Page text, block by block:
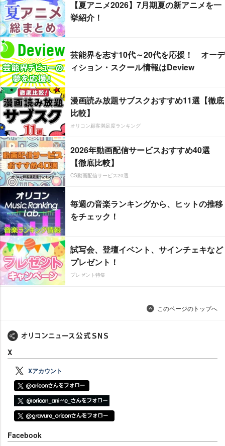
【夏アニメ2026】7月期夏の新アニメを一
挙紹介！
芸能界を志す10代～20代を応援！ オーデ
ィション・スクール情報はDeview
漫画読み放題サブスクおすすめ11選【徹底
比較】
オリコン顧客満足度ランキング
2026年動画配信サービスおすすめ40選
【徹底比較】
CS動画配信サービス20選
毎週の音楽ランキングから、ヒットの推移
をチェック！
試写会、登壇イベント、サインチェキなど
プレゼント！
プレゼント特集
このページのトップへ
X
Xアカウント
Facebook